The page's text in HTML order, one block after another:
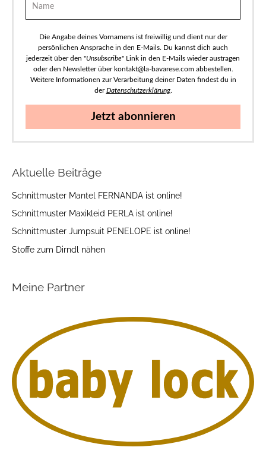
Die Angabe deines Vornamens ist freiwillig und dient nur der
persönlichen Ansprache in den E-Mails. Du kannst dich auch
jederzeit über den "Unsubscribe" Link in den E-Mails wieder austragen
oder den Newsletter über kontakt@la-bavarese.com abbestellen.
Weitere Informationen zur Verarbeitung deiner Daten findest du in
derDatenschutzerklärung.
Jetzt abonnieren
Aktuelle Beiträge
Schnittmuster Mantel FERNANDA ist online!
Schnittmuster Maxikleid PERLA ist online!
Schnittmuster Jumpsuit PENELOPE ist online!
Stoffe zum Dirndl nähen
Meine Partner